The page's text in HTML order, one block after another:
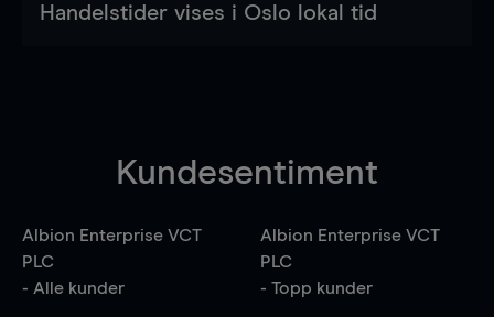
Handelstider vises i Oslo lokal tid
Kundesentiment
Albion Enterprise VCT
PLC
- Alle kunder
Albion Enterprise VCT
PLC
- Topp kunder